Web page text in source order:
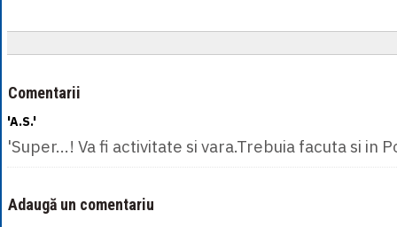
Comentarii
'A.S.'
'Super...! Va fi activitate si vara.Trebuia facuta si in
Adaugă un comentariu